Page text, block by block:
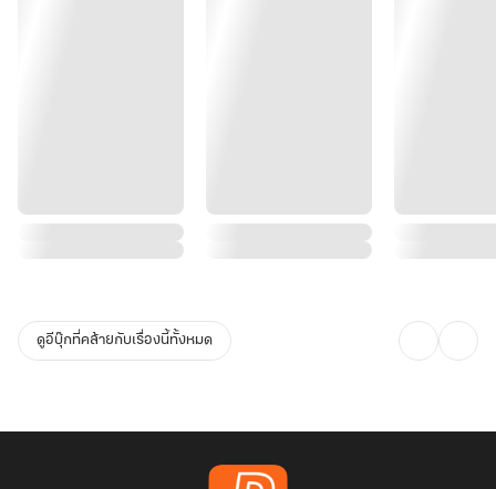
ดูอีบุ๊กที่คล้ายกับเรื่องนี้ทั้งหมด